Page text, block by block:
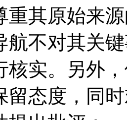
重其原始来
航不对其关
核实。另外
留态度，同